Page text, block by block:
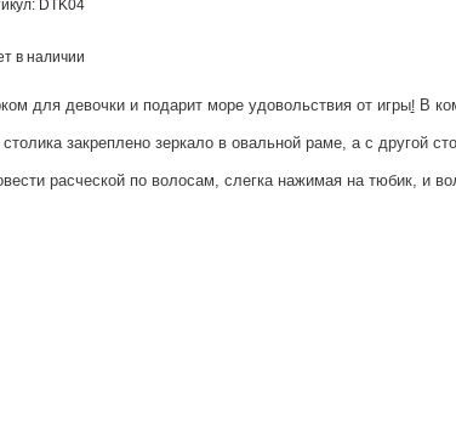
DTK04
в наличии
для девочки и подарит море удовольствия от игры!В
закреплено зеркало в овальной раме, а с
расческой по волосам, слегка нажимая на тюбик, и